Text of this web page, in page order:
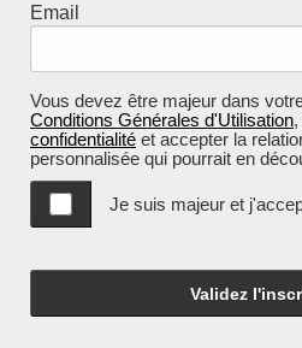
Email
Vous devez être majeur dans
Conditions Générales d'Utilisation
confidentialité et accepter la
personnalisée qui pourrait en
Je suis majeur et
Validez